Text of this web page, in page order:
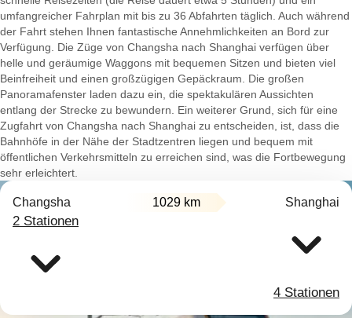
umfangreicher Fahrplan mit bis zu 36 Abfahrten täglich. Auch während
der Fahrt stehen Ihnen fantastische Annehmlichkeiten an Bord zur
Verfügung. Die Züge von Changsha nach Shanghai verfügen über
helle und geräumige Waggons mit bequemen Sitzen und bieten viel
Beinfreiheit und einen großzügigen Gepäckraum. Die großen
Panoramafenster laden dazu ein, die spektakulären Aussichten
entlang der Strecke zu bewundern. Ein weiterer Grund, sich für eine
Zugfahrt von Changsha nach Shanghai zu entscheiden, ist, dass die
Bahnhöfe in der Nähe der Stadtzentren liegen und bequem mit
öffentlichen Verkehrsmitteln zu erreichen sind, was die Fortbewegung
sehr erleichtert.
Changsha 1029 km Shanghai
2 Stationen
4 Stationen